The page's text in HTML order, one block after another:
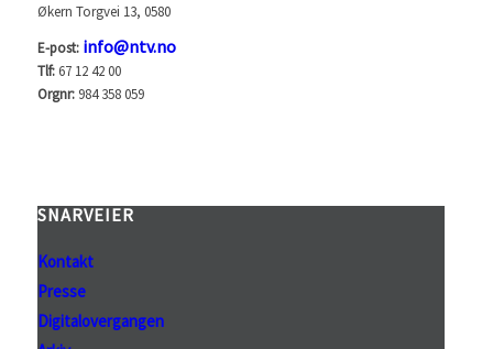
Økern Torgvei 13, 0580
E-post: info@ntv.no
Tlf:67 12 42 00
Orgnr:984 358 059
SNARVEIER
Kontakt
Presse
Digitalovergangen